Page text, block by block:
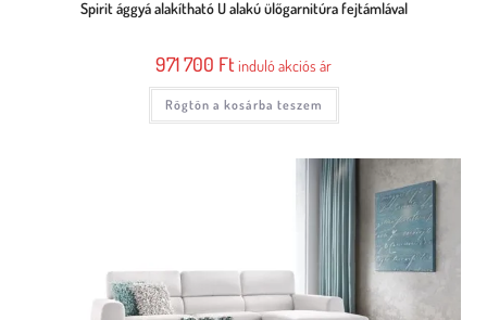
Spirit ággyá alakítható U alakú ülőgarnitúra fejtámlával
971 700 Ft induló akciós ár
Rögtön a kosárba teszem